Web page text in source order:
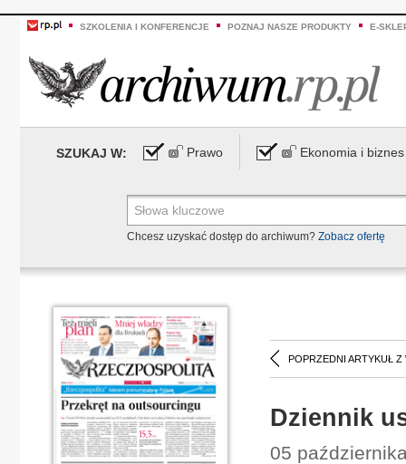
SZKOLENIA I KONFERENCJE POZNAJ NASZE PRODUKTY E-
SZUKAJ W: Prawo Ekonomia i biznes
Chcesz uzyskać dostęp do archiwum? Zobacz ofertę
POPRZEDNI ARTYKUŁ Z
Dziennik
05